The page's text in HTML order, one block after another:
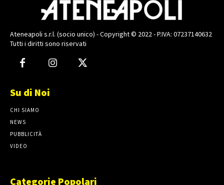
Ateneapoli s.r.l. (socio unico) - Copyright © 2022 - P.IVA: 07237140632
Tutti i diritti sono riservati
Su di Noi
CHI SIAMO
NEWS
PUBBLICITÀ
VIDEO
Categorie Popolari